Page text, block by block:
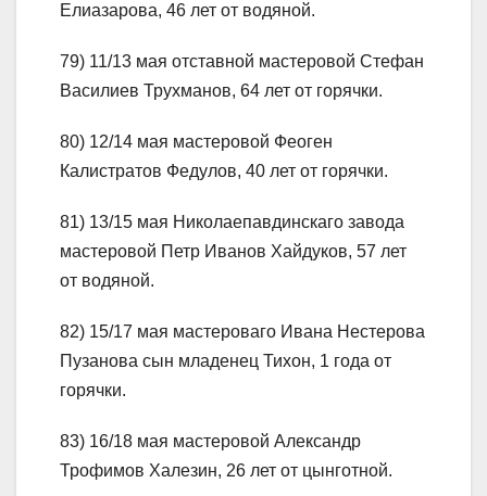
Елиазарова, 46 лет от водяной.
79) 11/13 мая отставной мастеровой Стефан
Василиев Трухманов, 64 лет от горячки.
80) 12/14 мая мастеровой Феоген
Калистратов Федулов, 40 лет от горячки.
81) 13/15 мая Николаепавдинскаго завода
мастеровой Петр Иванов Хайдуков, 57 лет
от водяной.
82) 15/17 мая мастероваго Ивана Нестерова
Пузанова сын младенец Тихон, 1 года от
горячки.
83) 16/18 мая мастеровой Александр
Трофимов Халезин, 26 лет от цынготной.